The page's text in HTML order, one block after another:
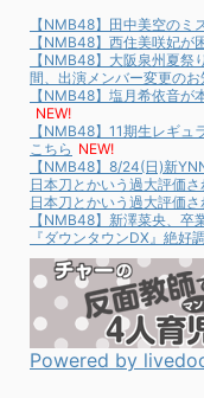
【NMB48】田中美空の
【NMB48】西住美咲妃が
【NMB48】大阪泉州夏
間、出演メンバー変更のお
【NMB48】塩月希依音
NEW!
【NMB48】11期生レギ
こちら NEW!
【NMB48】8/24(日)新
日本刀とかいう過大評価
日本刀とかいう過大評価
【NMB48】新澤菜央、卒
『ダウンタウンDX』絶好
Powered by